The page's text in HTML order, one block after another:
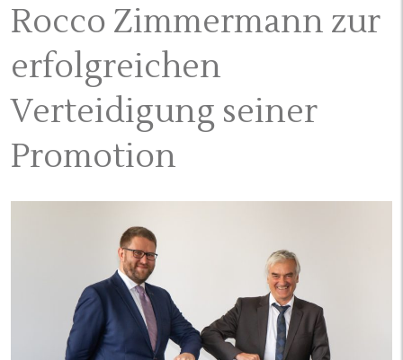
Rocco Zimmermann zur
erfolgreichen
Verteidigung seiner
Promotion